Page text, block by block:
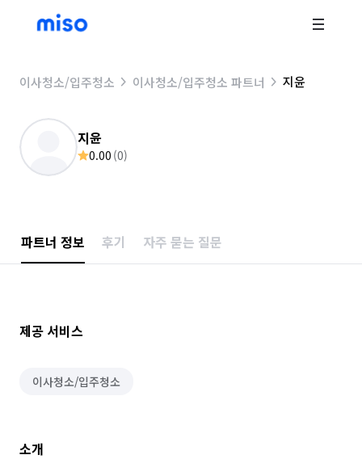
이사청소/입주청소 이사청소/입주청소 파트너 지윤
지윤
0.00 (0)
파트너 정보 후기 자주 묻는 질문
제공 서비스
이사청소/입주청소
소개